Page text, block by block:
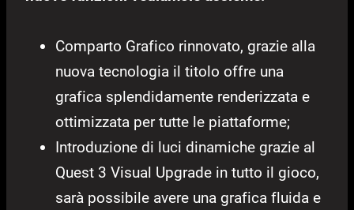
Comparto Grafico rinnovato, grazie alla
nuova tecnologia il titolo offre una
grafica splendidamente renderizzata e
ottimizzata per tutte le piattaforme;
Introduzione di luci dinamiche grazie al
Quest 3 Visual Upgrade in tutto il gioco,
sarà possibile avere una grafica fluida e